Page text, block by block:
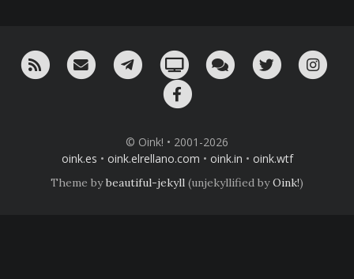
RSS ¡Mándame un email!¡Nuestro canal en Telegram!
Oink! TV Charla con nosotros
Twitter
© Oink! • 2001-2026
oink.es • oink.elrellano.com • oink.in • oink.wtf
Theme bybeautiful-jekyll (unjekyllified byOink!)